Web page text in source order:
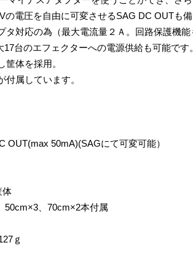
電圧を自由に可変させるSAG DC OUTも備
タ対応の為（最大電流量２Ａ。回路保護機能
台のエフェクターへの電源供給も可能です
体を採用。
属しています。
OUT(max 50mA)(SAGにて可変可能）
体
50cm×3、70cm×2本付属
ｇ